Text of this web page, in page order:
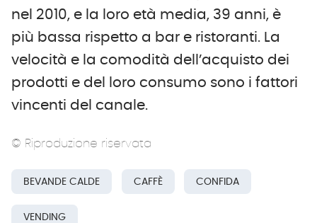
nel 2010, e la loro età media, 39 anni, è
più bassa rispetto a bar e ristoranti. La
velocità e la comodità dell’acquisto dei
prodotti e del loro consumo sono i fattori
vincenti del canale.
© Riproduzione riservata
BEVANDE CALDE CAFFÈ CONFIDA
VENDING